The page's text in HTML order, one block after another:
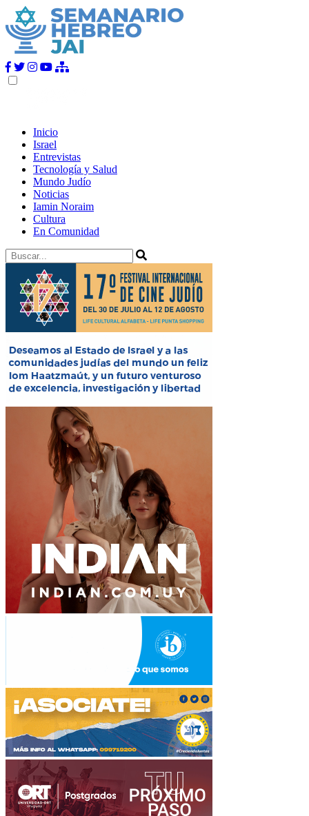
Inicio
Israel
Entrevistas
Tecnología y Salud
Mundo Judío
Noticias
Iamin Noraim
Cultura
En Comunidad